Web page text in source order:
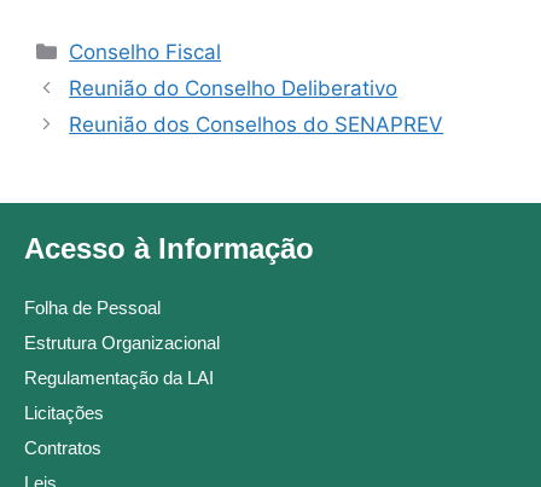
Conselho Fiscal
Reunião do Conselho Deliberativo
Reunião dos Conselhos do SENAPREV
Acesso à Informação
Folha de Pessoal
Estrutura Organizacional
Regulamentação da LAI
Licitações
Contratos